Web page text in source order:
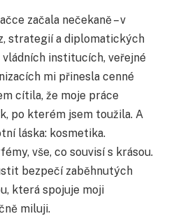
začala nečekaně – v
strategií a diplomatických
vládních institucích, veřejné
mi přinesla cenné
cítila, že moje práce
po kterém jsem toužila. A
láska: kosmetika.
vše, co souvisí s krásou.
bezpečí zaběhnutých
která spojuje moji
miluji.